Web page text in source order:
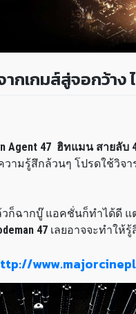
เกมส์สู่จอกว้าง ไ
Agent 47 ฮิทแมน สายลับ
ามรู้สึกล้วนๆ โปรดใช้วิจ
ก็ฉากบู๊ แอคชั่นก็ทำได้ดี
47 เลยอาจจะทำให้